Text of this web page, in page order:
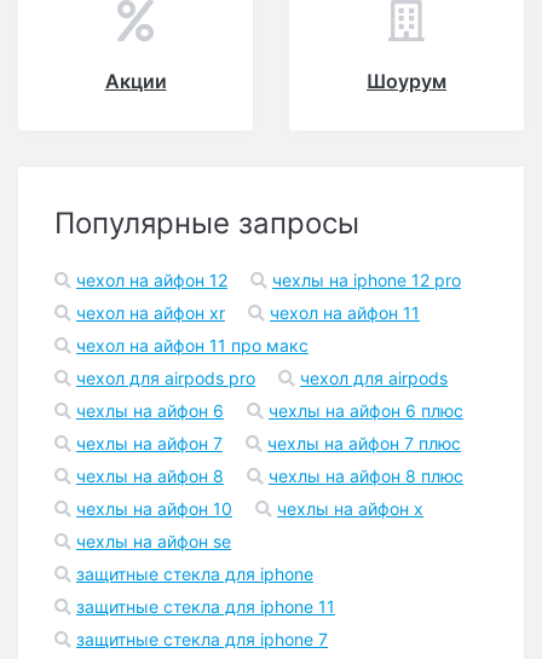
Акции Шоурум
Популярные запросы
чехол на айфон 12
чехлы на iphone 12 pro
чехол на айфон xr
чехол на айфон 11
чехол на айфон 11 про макс
чехол для airpods pro
чехол для airpods
чехлы на айфон 6
чехлы на айфон 6 плюс
чехлы на айфон 7
чехлы на айфон 7 плюс
чехлы на айфон 8
чехлы на айфон 8 плюс
чехлы на айфон 10
чехлы на айфон x
чехлы на айфон se
защитные стекла для iphone
защитные стекла для iphone 11
защитные стекла для iphone 7